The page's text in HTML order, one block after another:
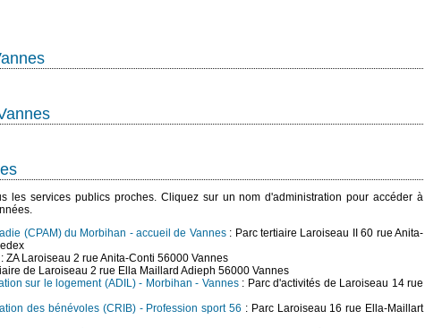
les services publics proches. Cliquez sur un nom d'administration pour accéder à
(CPAM) du Morbihan - accueil de Vannes: Parc tertiaire Laroiseau II 60 rue Anita-
: ZA Laroiseau 2 rue Anita-Conti 56000 Vannes
de Laroiseau 2 rue Ella Maillard Adieph 56000 Vannes
sur le logement (ADIL) - Morbihan - Vannes: Parc d'activités de Laroiseau 14 rue
des bénévoles (CRIB) - Profession sport 56 : Parc Laroiseau 16 rue Ella-Maillart